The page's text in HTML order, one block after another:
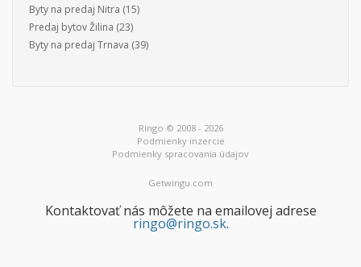
Byty na predaj Nitra (15)
Predaj bytov Žilina (23)
Byty na predaj Trnava (39)
Ringo © 2008 - 2026
Podmienky inzercie
Podmienky spracovania údajov
Getwingu.com
Kontaktovať nás môžete na emailovej adrese
ringo@ringo.sk.